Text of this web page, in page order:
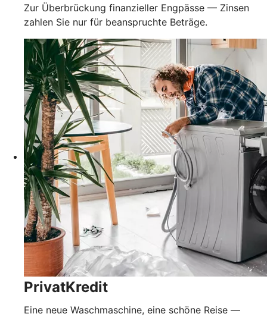
Zur Überbrückung finanzieller Engpässe — Zinsen
zahlen Sie nur für beanspruchte Beträge.
PrivatKredit
Eine neue Waschmaschine, eine schöne Reise —